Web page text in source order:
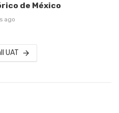
de México
ago
UAT